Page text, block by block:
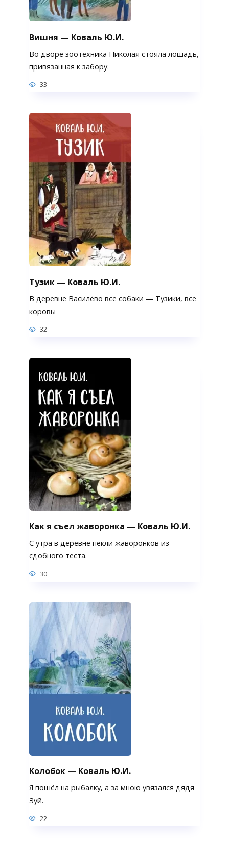
Вишня — Коваль Ю.И.
Во дворе зоотехника Николая стояла лошадь,
привязанная к забору.
33
Тузик — Коваль Ю.И.
В деревне Василёво все собаки — Тузики, все
коровы
32
Как я съел жаворонка — Коваль Ю.И.
С утра в деревне пекли жаворонков из
сдобного теста.
30
Колобок — Коваль Ю.И.
Я пошёл на рыбалку, а за мною увязался дядя
Зуй.
22